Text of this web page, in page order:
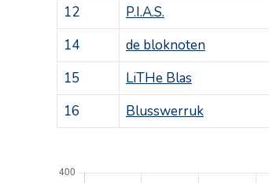
12
P.I.A.S.
14
de bloknoten
15
LiTHe Blas
16
Blusswerruk